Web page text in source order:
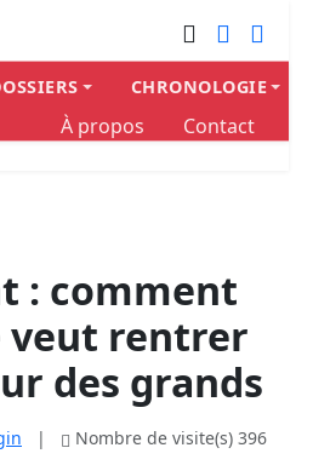
CHRONOLOGIE
À propos Contact
: comment
veut rentrer
des grands
| Nombre de visite(s) 396